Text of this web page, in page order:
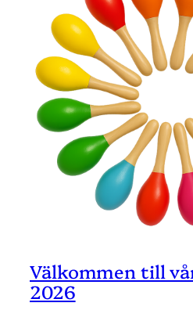
Välkommen till
2026